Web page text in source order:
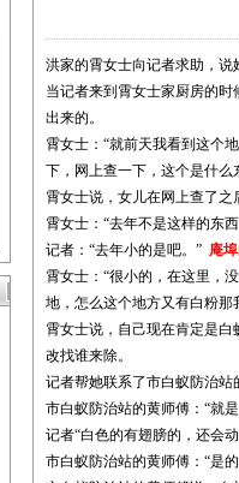
洪家的霄女士向记者求助，
当记者来到霄女士家厨房的
出来的。
霄女士：“就前天我看到这个
下，网上查一下，这个是什么
霄女士说，女儿在网上查了之
霄女士：“去年不是这样的东
记者：“去年小的是吧。” 庵
霄女士：“很小的，在这里，
地，怎么这个地方又有白粉那
霄女士说，自己现在肯定是
改找谁来除。
记者帮她联系了市白蚁防治站
市白蚁防治站的黄师傅：“就
记者“白色的有翅膀的，还会
市白蚁防治站的黄师傅：“是